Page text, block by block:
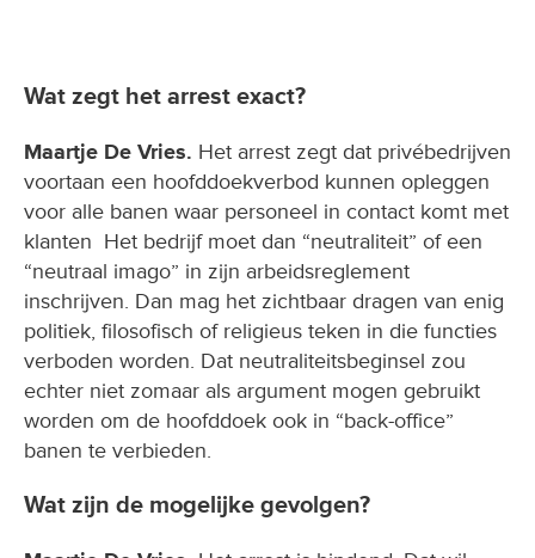
Wat zegt het arrest exact?
Maartje De Vries. Het arrest zegt dat privébedrijven
voortaan een hoofddoekverbod kunnen opleggen
voor alle banen waar personeel in contact komt met
klanten Het bedrijf moet dan “neutraliteit” of een
“neutraal imago” in zijn arbeidsreglement
inschrijven. Dan mag het zichtbaar dragen van enig
politiek, filosofisch of religieus teken in die functies
verboden worden. Dat neutraliteitsbeginsel zou
echter niet zomaar als argument mogen gebruikt
worden om de hoofddoek ook in “back-office”
banen te verbieden.
Wat zijn de mogelijke gevolgen?